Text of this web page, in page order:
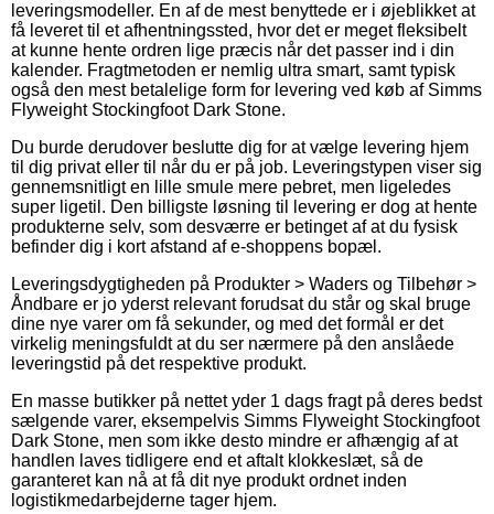
leveringsmodeller. En af de mest benyttede er i øjeblikket at
få leveret til et afhentningssted, hvor det er meget fleksibelt
at kunne hente ordren lige præcis når det passer ind i din
kalender. Fragtmetoden er nemlig ultra smart, samt typisk
også den mest betalelige form for levering ved køb af Simms
Flyweight Stockingfoot Dark Stone.
Du burde derudover beslutte dig for at vælge levering hjem
til dig privat eller til når du er på job. Leveringstypen viser sig
gennemsnitligt en lille smule mere pebret, men ligeledes
super ligetil. Den billigste løsning til levering er dog at hente
produkterne selv, som desværre er betinget af at du fysisk
befinder dig i kort afstand af e-shoppens bopæl.
Leveringsdygtigheden på Produkter > Waders og Tilbehør >
Åndbare er jo yderst relevant forudsat du står og skal bruge
dine nye varer om få sekunder, og med det formål er det
virkelig meningsfuldt at du ser nærmere på den anslåede
leveringstid på det respektive produkt.
En masse butikker på nettet yder 1 dags fragt på deres bedst
sælgende varer, eksempelvis Simms Flyweight Stockingfoot
Dark Stone, men som ikke desto mindre er afhængig af at
handlen laves tidligere end et aftalt klokkeslæt, så de
garanteret kan nå at få dit nye produkt ordnet inden
logistikmedarbejderne tager hjem.